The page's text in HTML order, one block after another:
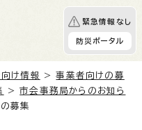
緊急情報なし
防災ポータル
け情報 >事業者向けの募
>市会事務局からのお知ら
募集